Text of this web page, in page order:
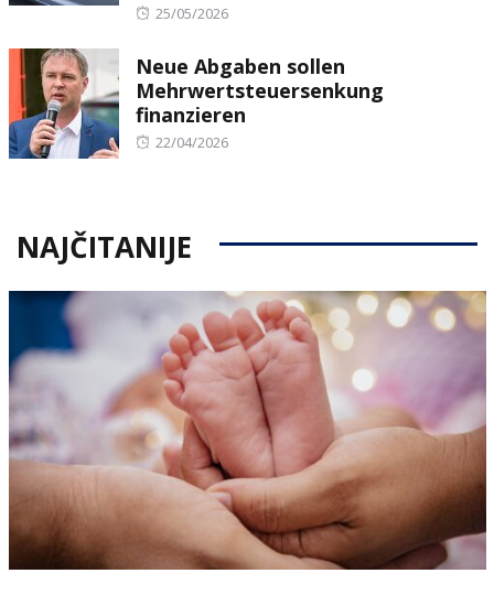
Posted
25/05/2026
Neue Abgaben sollen
Mehrwertsteuersenkung
finanzieren
Posted
22/04/2026
NAJČITANIJE